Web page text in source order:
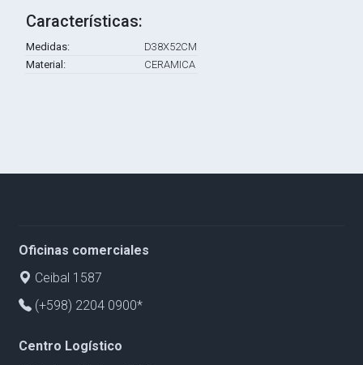
Características:
Medidas:
D38X52CM
Material:
CERAMICA
Oficinas comerciales
Ceibal 1587
(+598) 2204 0900*
Centro Logístico